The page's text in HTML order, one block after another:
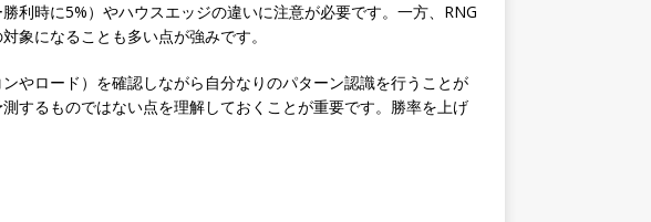
利時に5%）やハウスエッジの違いに注意が必要です。一方、RNG
象になることも多い点が強みです。
やロード）を確認しながら自分なりのパターン認識を行うことが
するものではない点を理解しておくことが重要です。勝率を上げ